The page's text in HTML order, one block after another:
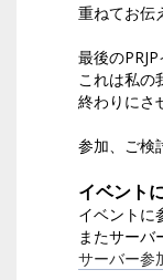
重ねてお伝
最後の
これは私の
終わりにさ
参加、ご検
イベント
イベントに
またサー
サーバー参